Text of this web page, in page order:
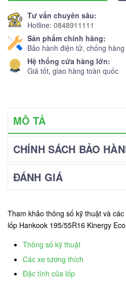
Tư vấn chuyên sâu:
Hotline: 0848911111
Sản phẩm chính hãng:
Bảo hành điện tử, chống hàng
Hệ thống cửa hàng lớn:
Giá tốt, giao hàng toàn quốc
MÔ TẢ
CHÍNH SÁCH BẢO
ĐÁNH GIÁ
Tham khảo thông số kỹ thuật và
lốp Hankook 195/55R16 Kinergy
Thông số kỹ thuật
Các xe tương thích
Đặc tính của lốp